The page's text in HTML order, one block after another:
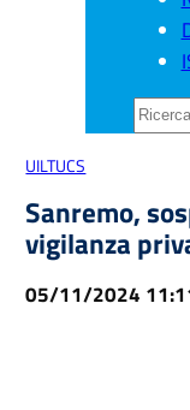
CERCA
UILTUCS
Sanremo,
vigilanza
05/11/2024